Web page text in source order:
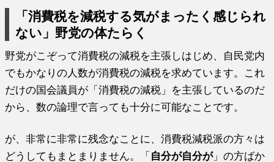
「消費税を減税する気がまったく感じられ
ない」野党の体たらく
野党がこぞって消費税の減税を主張しはじめ、自民党内
でもかなりの人数が消費税の減税を求めています。これ
だけの国会議員が「消費税の減税」を主張しているのだ
から、数の論理で言っても十分に可能なことです。
が、非常に非常に残念なことに、消費税減税派の方々は
どうしてもまとまりません。「 自分が自分が」の方ばか